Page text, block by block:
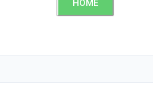
HOME